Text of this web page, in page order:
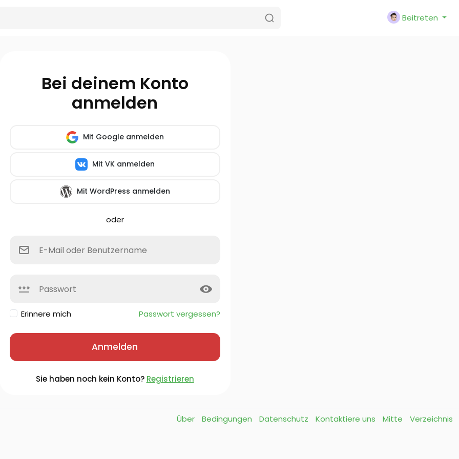
Beitreten
Bei deinem Konto
anmelden
Mit Google anmelden
Mit VK anmelden
Mit WordPress anmelden
oder
Erinnere mich Passwort vergessen?
Anmelden
Sie haben noch kein Konto? Registrieren
Über Bedingungen Datenschutz Kontaktiere uns Mitte Verzeichnis